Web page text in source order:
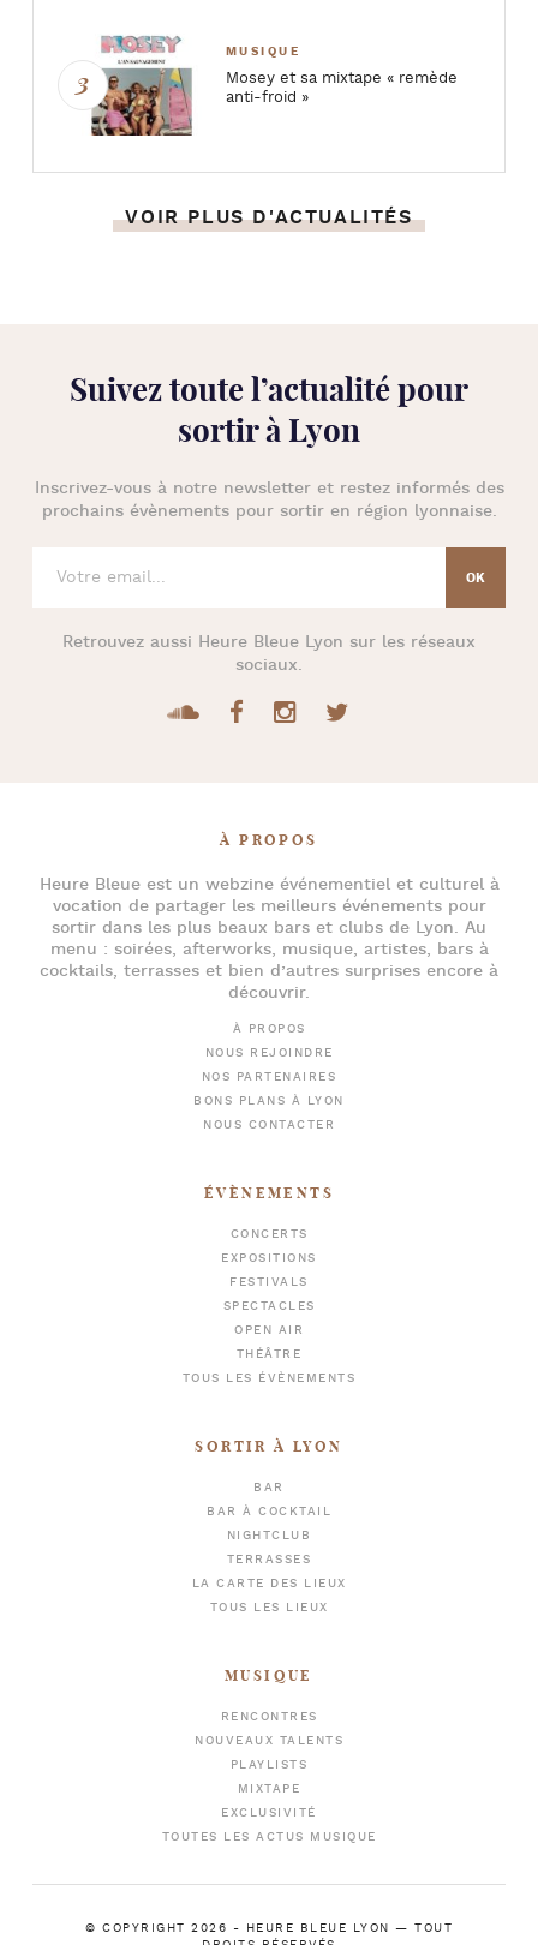
MUSIQUE
Mosey et sa mixtape « remède
anti-froid »
VOIR PLUS D'ACTUALITÉS
Suivez toute l’actualité pour
sortir à Lyon
Inscrivez-vous à notre newsletter et restez informés des
prochains évènements pour sortir en région lyonnaise.
Retrouvez aussi Heure Bleue Lyon sur les réseaux
sociaux.
À PROPOS
Heure Bleueest un webzine événementiel et culturel à
vocation de partager les meilleurs événements pour
sortir dans les plus beaux bars et clubs de Lyon. Au
menu : soirées, afterworks, musique, artistes, bars à
cocktails, terrasses et bien d’autres surprises encore à
découvrir.
À PROPOS
NOUS REJOINDRE
NOS PARTENAIRES
BONS PLANS À LYON
NOUS CONTACTER
ÉVÈNEMENTS
CONCERTS
EXPOSITIONS
FESTIVALS
SPECTACLES
OPEN AIR
THÉÂTRE
TOUS LES ÉVÈNEMENTS
SORTIR À LYON
BAR
BAR À COCKTAIL
NIGHTCLUB
TERRASSES
LA CARTE DES LIEUX
TOUS LES LIEUX
MUSIQUE
RENCONTRES
NOUVEAUX TALENTS
PLAYLISTS
MIXTAPE
EXCLUSIVITÉ
TOUTES LES ACTUS MUSIQUE
© COPYRIGHT 2026 - HEURE BLEUE LYON — TOUT